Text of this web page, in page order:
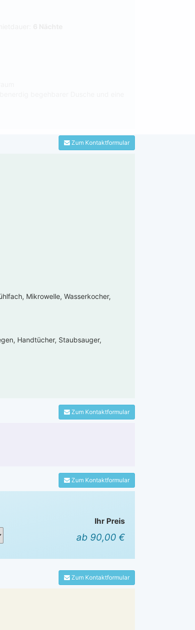
Zum Kontaktformular
Mikrowelle, Wasserkocher,
Handtücher, Staubsauger,
Zum Kontaktformular
Zum Kontaktformular
Ihr Preis
ab 90,00 €
Zum Kontaktformular